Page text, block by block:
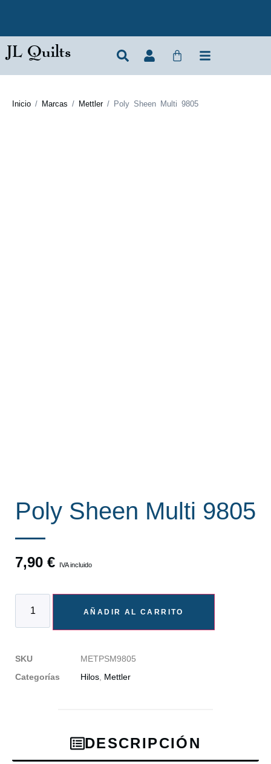
JL Quilts
Inicio / Marcas / Mettler/ Poly Sheen Multi 9805
Poly Sheen Multi 9805
7,90 € IVA incluido
AÑADIR AL CARRITO
SKU
METPSM9805
Categorías
Hilos Mettler
DESCRIPCIÓN